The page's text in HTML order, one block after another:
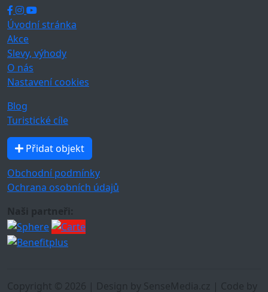
Úvodní stránka
Akce
Slevy, výhody
O nás
Nastavení cookies
Blog
Turistické cíle
Přidat objekt
Obchodní podmínky
Ochrana osobních údajů
Naši partneři:
Copyright © 2026 | Design by SenseMedia.cz | Code by